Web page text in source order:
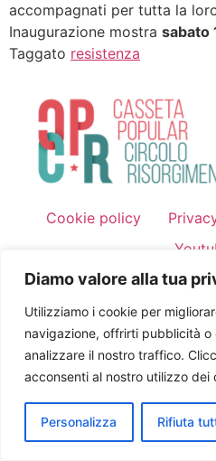
Diamo valore alla tua
Utilizziamo i cookie per
navigazione, offrirti pubblicità
analizzare il nostro traffico.
acconsenti al nostro utilizzo dei
Personalizza Rifiuta
accompagnati per tutta la
Inaugurazione mostra sabato
Taggato resistenza
Cookie policy
Tutti i diritti